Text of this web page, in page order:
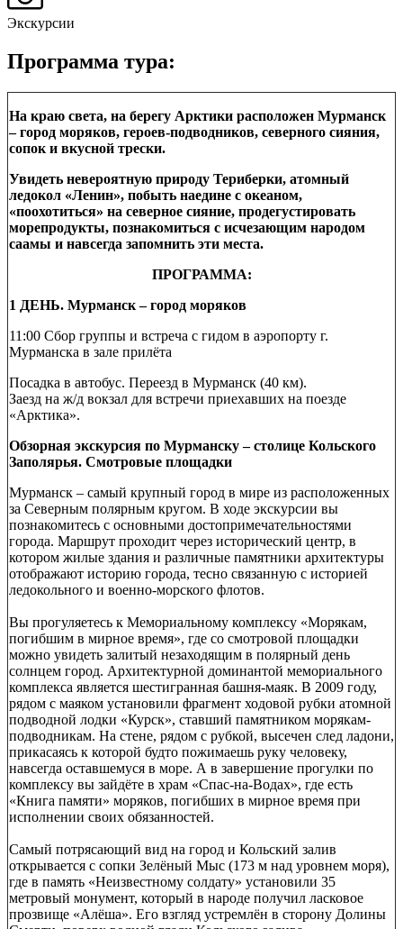
Экскурсии
Программа тура:
На краю света, на берегу Арктики расположен Мурманск
– город моряков, героев-подводников, северного сияния,
сопок и вкусной трески.
Увидеть невероятную природу Териберки, атомный
ледокол «Ленин», побыть наедине с океаном,
«поохотиться» на северное сияние, продегустировать
морепродукты, познакомиться с исчезающим народом
саамы и навсегда запомнить эти места.
ПРОГРАММА:
1 ДЕНЬ. Мурманск – город моряков
11:00 Сбор группы и встреча с гидом в аэропорту г.
Мурманска в зале прилёта
Посадка в автобус. Переезд в Мурманск (40 км).
Заезд на ж/д вокзал для встречи приехавших на поезде
«Арктика».
Обзорная экскурсия по Мурманску – столице Кольского
Заполярья. Смотровые площадки
Мурманск – самый крупный город в мире из расположенных
за Северным полярным кругом. В ходе экскурсии вы
познакомитесь с основными достопримечательностями
города. Маршрут проходит через исторический центр, в
котором жилые здания и различные памятники архитектуры
отображают историю города, тесно связанную с историей
ледокольного и военно-морского флотов.
Вы прогуляетесь к Мемориальному комплексу «Морякам,
погибшим в мирное время», где со смотровой площадки
можно увидеть залитый незаходящим в полярный день
солнцем город. Архитектурной доминантой мемориального
комплекса является шестигранная башня-маяк. В 2009 году,
рядом с маяком установили фрагмент ходовой рубки атомной
подводной лодки «Курск», ставший памятником морякам-
подводникам. На стене, рядом с рубкой, высечен след ладони,
прикасаясь к которой будто пожимаешь руку человеку,
навсегда оставшемуся в море. А в завершение прогулки по
комплексу вы зайдёте в храм «Спас-на-Водах», где есть
«Книга памяти» моряков, погибших в мирное время при
исполнении своих обязанностей.
Самый потрясающий вид на город и Кольский залив
открывается с сопки Зелёный Мыс (173 м над уровнем моря),
где в память «Неизвестному солдату» установили 35
метровый монумент, который в народе получил ласковое
прозвище «Алёша». Его взгляд устремлён в сторону Долины